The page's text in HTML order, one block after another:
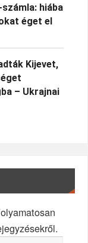
hiába
éget el
Kijevet,
– Ukrajnai